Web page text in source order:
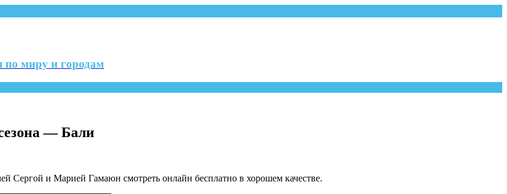
по миру и городам
— Бали
Сергой и Марией Гамаюн смотреть онлайн бесплатно в хорошем качестве.